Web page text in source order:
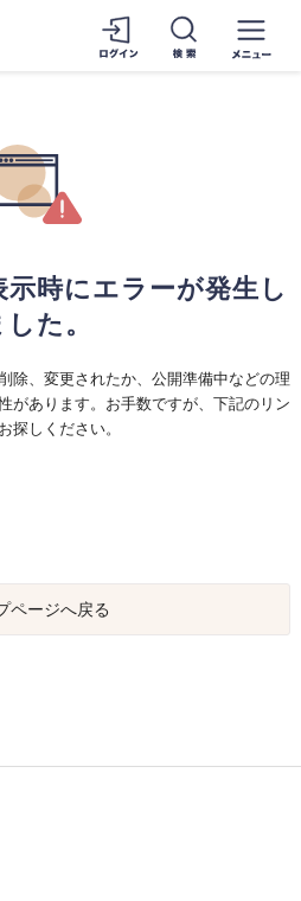
時にエラーが発生し
した。
除、変更されたか、公開準備中などの理
があります。お手数ですが、下記のリン
探しください。
ページへ戻る